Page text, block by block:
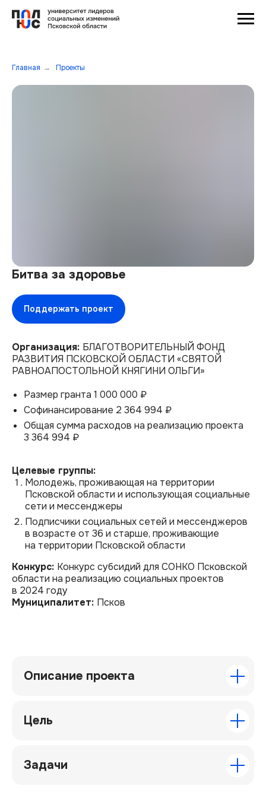
Главная → Проекты
Битва за здоровье
Поддержать проект
Организация: БЛАГОТВОРИТЕЛЬНЫЙ ФОНД
РАЗВИТИЯ ПСКОВСКОЙ ОБЛАСТИ «СВЯТОЙ
РАВНОАПОСТОЛЬНОЙ КНЯГИНИ ОЛЬГИ»
Размер гранта 1 000 000 ₽
Cофинансирование 2 364 994 ₽
Общая сумма расходов на реализацию проекта
3 364 994 ₽
Целевые группы:
Молодежь, проживающая на территории
Псковской области и использующая социальные
сети и мессенджеры
Подписчики социальных сетей и мессенджеров
в возрасте от 36 и старше, проживающие
на территории Псковской области
Конкурс: Конкурс субсидий для СОНКО Псковской
области на реализацию социальных проектов
в 2024 году
Муниципалитет: Псков
Описание проекта
Цель
Задачи